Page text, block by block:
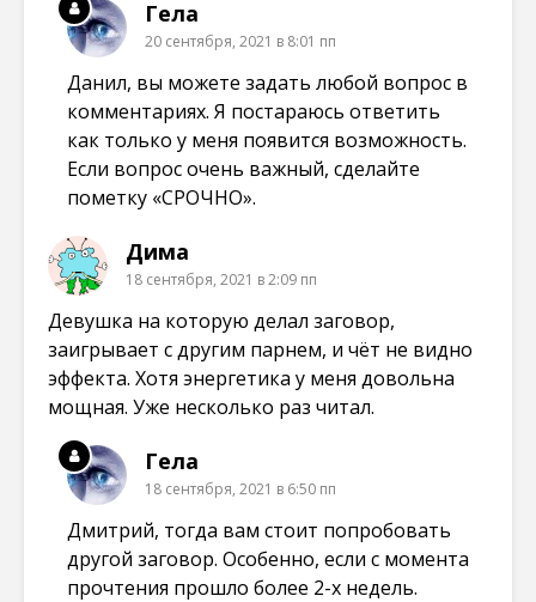
Гела
20 сентября, 2021 в 8:01 пп
Данил, вы можете задать любой вопрос в
комментариях. Я постараюсь ответить
как только у меня появится возможность.
Если вопрос очень важный, сделайте
пометку «СРОЧНО».
Дима
18 сентября, 2021 в 2:09 пп
Девушка на которую делал заговор,
заигрывает с другим парнем, и чёт не видно
эффекта. Хотя энергетика у меня довольна
мощная. Уже несколько раз читал.
Гела
18 сентября, 2021 в 6:50 пп
Дмитрий, тогда вам стоит попробовать
другой заговор. Особенно, если с момента
прочтения прошло более 2-х недель.